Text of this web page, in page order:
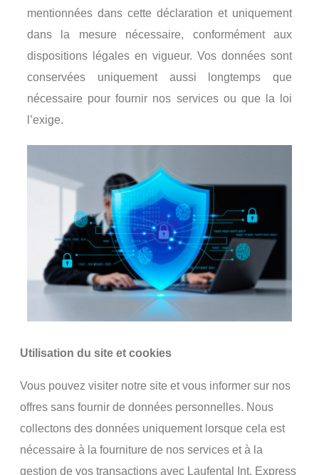
mentionnées dans cette déclaration et uniquement
dans la mesure nécessaire, conformément aux
dispositions légales en vigueur. Vos données sont
conservées uniquement aussi longtemps que
nécessaire pour fournir nos services ou que la loi
l’exige.
Utilisation du site et cookies
Vous pouvez visiter notre site et vous informer sur nos
offres sans fournir de données personnelles. Nous
collectons des données uniquement lorsque cela est
nécessaire à la fourniture de nos services et à la
gestion de vos transactions avec Laufental Int. Express